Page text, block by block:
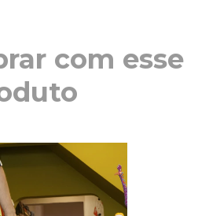
com esse